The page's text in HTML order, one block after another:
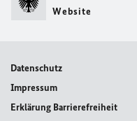
Website
Datenschutz
Impressum
Erklärung Barrierefreiheit